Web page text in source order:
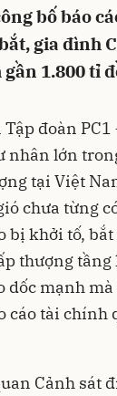
bố báo
gia đình
1.800 tỉ
Tập đoàn
nhân lớn
tại Việt
chưa từng
bị khởi tố,
thượng
dốc mạnh
cáo tài chính
Cảnh sát